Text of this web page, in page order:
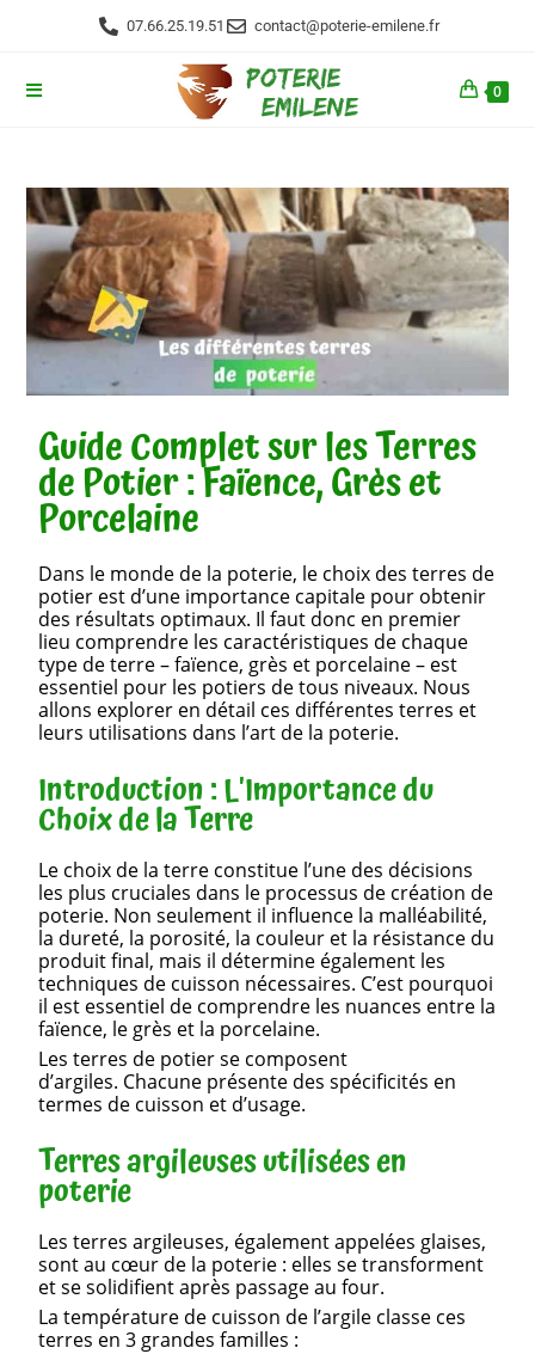
07.66.25.19.51 contact@poterie-emilene.fr
0
Guide Complet sur les Terres
de Potier : Faïence, Grès et
Porcelaine
Dans le monde de la poterie, le choix des terres de
potier est d’une importance capitale pour obtenir
des résultats optimaux. Il faut donc en premier
lieu comprendre les caractéristiques de chaque
type de terre – faïence, grès et porcelaine – est
essentiel pour les potiers de tous niveaux. Nous
allons explorer en détail ces différentes terres et
leurs utilisations dans l’art de la poterie.
Introduction : L'Importance du
Choix de la Terre
Le choix de la terre constitue l’une des décisions
les plus cruciales dans le processus de création de
poterie. Non seulement il influence la malléabilité,
la dureté, la porosité, la couleur et la résistance du
produit final, mais il détermine également les
techniques de cuisson nécessaires. C’est pourquoi
il est essentiel de comprendre les nuances entre la
faïence, le grès et la porcelaine.
Les terres de potier se composent
d’argiles. Chacune présente des spécificités en
termes de cuisson et d’usage.
Terres argileuses utilisées en
poterie
Les terres argileuses, également appelées glaises,
sont au cœur de la poterie : elles se transforment
et se solidifient après passage au four.
La température de cuisson de l’argile classe ces
terres en 3 grandes familles :